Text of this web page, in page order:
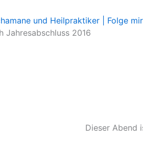
Jahresabschluss 2016
Dieser Abend